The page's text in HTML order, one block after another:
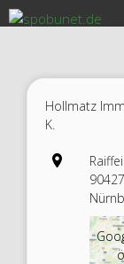
Zum
Inhalt
Hollmatz
K.
90427